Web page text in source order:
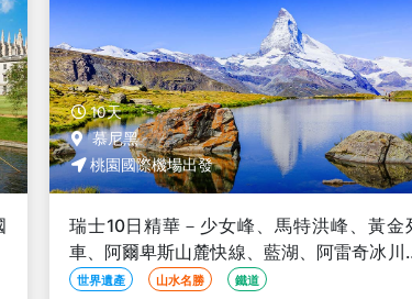
、黃金列
奇冰川、
10天
桃園國際機場出發
德國、瑞士10日－少女峰、馬特
線、黃金列車、冰河段國鐵、高
茵河遊船【華航直飛】
歷史古蹟 蜜月旅行